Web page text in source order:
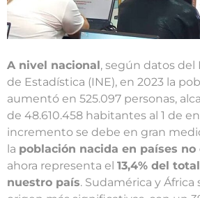
A nivel nacional, según datos
de Estadística (INE), en 2023 la
aumentó en 525.097 personas,
de 48.610.458 habitantes al 1 de
incremento se debe en gran
la población nacida en países
ahora representa el 13,4% del
nuestro país. Sudamérica y África